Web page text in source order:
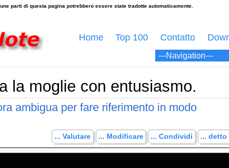
Home Top 100 Contatto
la moglie con entusiasmo.
ambigua per fare riferimento in modo
... Valutare ... Modificare ... Condividi ...